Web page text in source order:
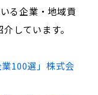
ー
る企業・地域貢
しています。
100選」 株式会